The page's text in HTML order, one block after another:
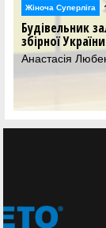
12.06.2026
залишив в
Любенська